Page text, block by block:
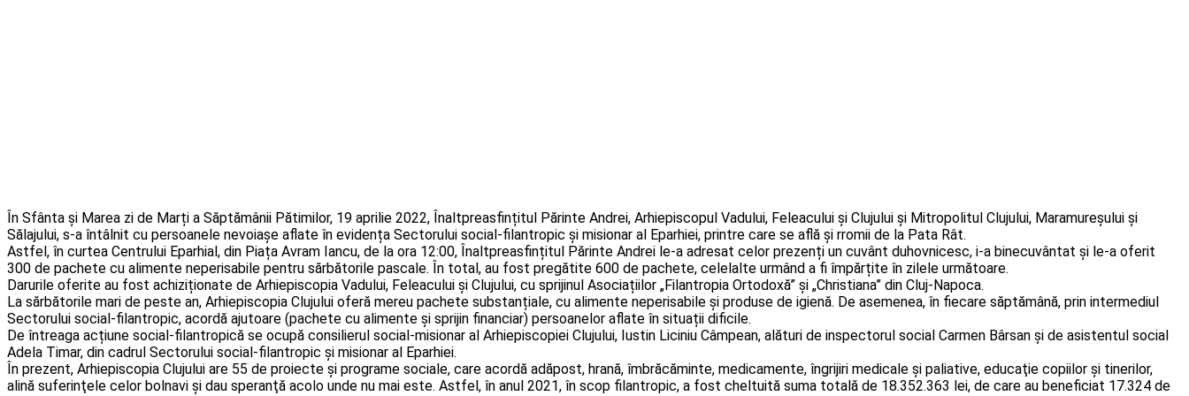
În Sfânta și Marea zi de Marți a Săptămânii Pătimilor, 19 aprilie 2022, Înaltpreasfințitul Părinte Andrei, Arhiepiscopul Vadului, Feleacului și Clujului și Mitropolitul Clujului, Maramureșului și
Sălajului, s-a întâlnit cu persoanele nevoiașe aflate în evidența Sectorului social-filantropic și misionar al Eparhiei, printre care se află și rromii de la Pata Rât.
Astfel, în curtea Centrului Eparhial, din Piața Avram Iancu, de la ora 12:00, Înaltpreasfințitul Părinte Andrei le-a adresat celor prezenți un cuvânt duhovnicesc, i-a binecuvântat și le-a oferit
300 de pachete cu alimente neperisabile pentru sărbătorile pascale. În total, au fost pregătite 600 de pachete, celelalte urmând a fi împărțite în zilele următoare.
Darurile oferite au fost achiziționate de Arhiepiscopia Vadului, Feleacului și Clujului, cu sprijinul Asociațiilor „Filantropia Ortodoxă” și „Christiana” din Cluj-Napoca.
La sărbătorile mari de peste an, Arhiepiscopia Clujului oferă mereu pachete substanțiale, cu alimente neperisabile și produse de igienă. De asemenea, în fiecare săptămână, prin intermediul
Sectorului social-filantropic, acordă ajutoare (pachete cu alimente și sprijin financiar) persoanelor aflate în situații dificile.
De întreaga acțiune social-filantropică se ocupă consilierul social-misionar al Arhiepiscopiei Clujului, Iustin Liciniu Câmpean, alături de inspectorul social Carmen Bârsan și de asistentul social
Adela Timar, din cadrul Sectorului social-filantropic și misionar al Eparhiei.
În prezent, Arhiepiscopia Clujului are 55 de proiecte şi programe sociale, care acordă adăpost, hrană, îmbrăcăminte, medicamente, îngrijiri medicale și paliative, educaţie copiilor şi tinerilor,
alină suferinţele celor bolnavi şi dau speranţă acolo unde nu mai este. Astfel, în anul 2021, în scop filantropic, a fost cheltuită suma totală de 18.352.363 lei, de care au beneficiat 17.324 de